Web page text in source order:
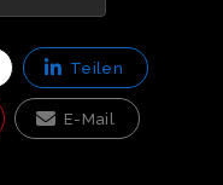
Teilen
E-Mail